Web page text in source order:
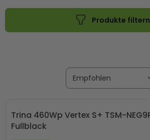
Produkte filtern
Trina 460Wp Vertex S+ TSM-
Fullblack